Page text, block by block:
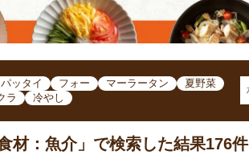
パッタイ フォー マーラータン
夏野菜
ラ 冷やし
食材：魚介」で検索した結果176件